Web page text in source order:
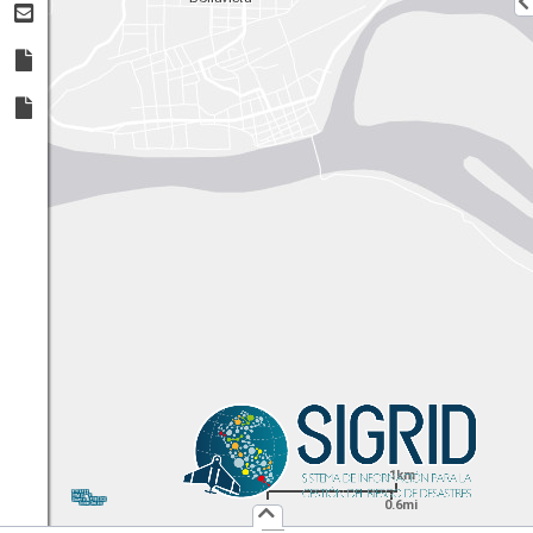
1:36,112
UTM
X:
Y:
Usuario :
PUBLICO
Iniciar Sesión
1km
0.6mi